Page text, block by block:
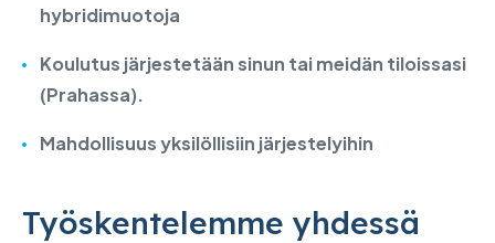
hybridimuotoja
Koulutus järjestetään sinun tai meidän tiloissasi
(Prahassa).
Mahdollisuus yksilöllisiin järjestelyihin
Työskentelemme yhdessä